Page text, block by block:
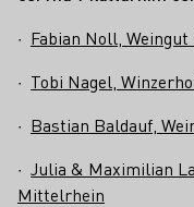
∙ Fabian Noll,
∙ Tobi Nagel,
∙ Bastian Baldauf,
∙ Julia & Maximilian
Mittelrhein